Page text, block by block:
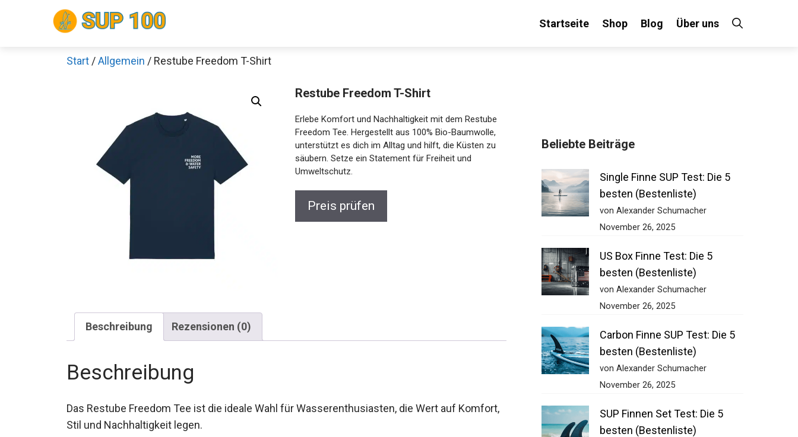
Startseite Shop Blog Über uns
Start /Allgemein / Restube Freedom T-Shirt
Restube Freedom T-Shirt
Erlebe Komfort und Nachhaltigkeit mit dem Restube
Freedom Tee. Hergestellt aus 100% Bio-Baumwolle,
unterstützt es dich im Alltag und hilft, die Küsten zu
säubern. Setze ein Statement für Freiheit und
Umweltschutz.
Preis prüfen
Beschreibung Rezensionen (0)
Beschreibung
Das Restube Freedom Tee ist die ideale Wahl für Wasserenthusiasten, die Wert auf Komfort,
Stil und Nachhaltigkeit legen.
Beliebte Beiträge
Single Finne SUP Test: Die 5
besten (Bestenliste)
von Alexander Schumacher
November 26, 2025
US Box Finne Test: Die 5
besten (Bestenliste)
von Alexander Schumacher
November 26, 2025
Carbon Finne SUP Test: Die 5
besten (Bestenliste)
von Alexander Schumacher
November 26, 2025
SUP Finnen Set Test: Die 5
besten (Bestenliste)
Decathlon Sale
Schaue dir jetzt die meistverkauften Produkte im Sale bei Decathlon an!